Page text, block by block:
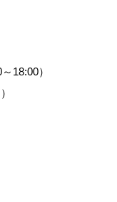
～18:00）